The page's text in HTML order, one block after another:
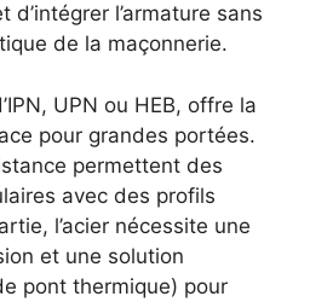
l’armature sans
de la maçonnerie.
UPN ou HEB, offre la
pour grandes portées.
permettent des
avec des profils
l’acier nécessite une
et une solution
pont thermique) pour